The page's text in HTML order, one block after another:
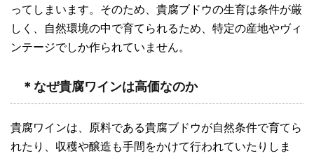
ってしまいます。そのため、貴腐ブドウの生育は条件が厳
しく、自然環境の中で育てられるため、特定の産地やヴィ
ンテージでしか作られていません。
＊なぜ貴腐ワインは高価なのか
貴腐ワインは、原料である貴腐ブドウが自然条件で育てら
れたり、収穫や醸造も手間をかけて行われていたりしま